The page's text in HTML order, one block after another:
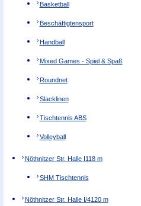
Basketball
Beschäftigtensport
Handball
Mixed Games - Spiel & Spaß
Roundnet
Slacklinen
Tischtennis ABS
Volleyball
Nöthnitzer Str. Halle I118 m
SHM Tischtennis
Nöthnitzer Str. Halle I/4120 m